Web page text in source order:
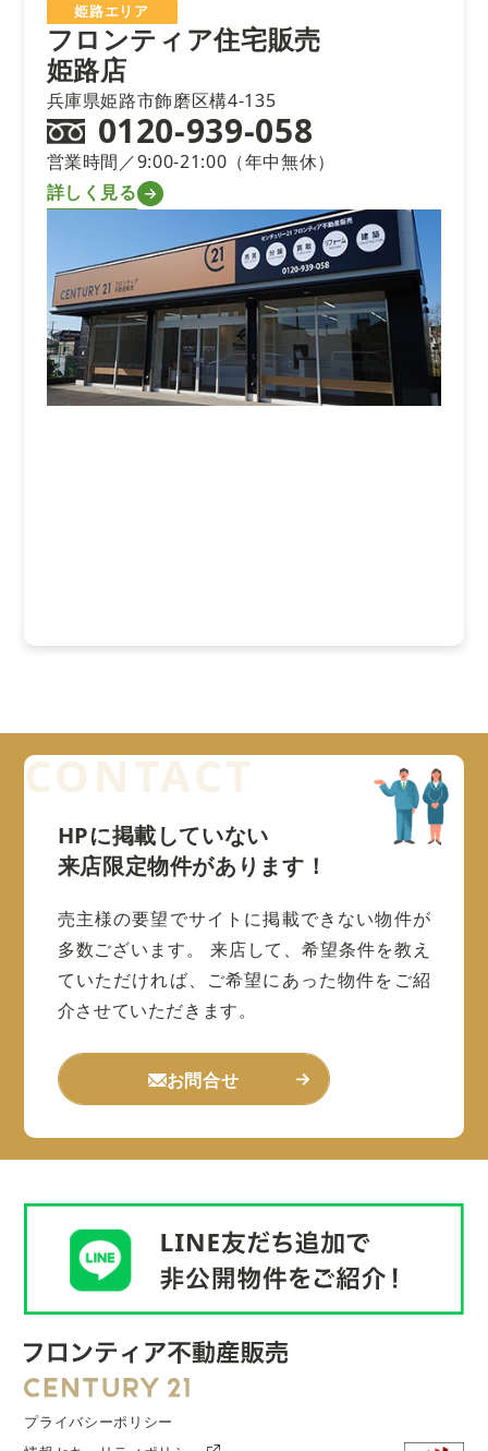
姫路エリア
フロンティア住宅販売
姫路店
兵庫県姫路市飾磨区構4-135
0120-939-058
営業時間／9:00-21:00（年中無休）
詳しく見る
HPに掲載していない
来店限定物件があります！
売主様の要望でサイトに掲載できない物件が
多数ございます。
来店して、希望条件を教え
ていただければ、ご希望にあった物件をご紹
介させていただきます。
お問合せ
プライバシーポリシー